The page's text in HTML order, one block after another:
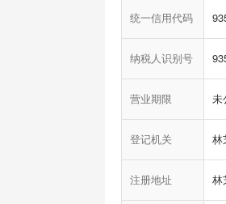
统一信用代码
纳税人识别号
营业期限 未
登记机关 林
注册地址 林